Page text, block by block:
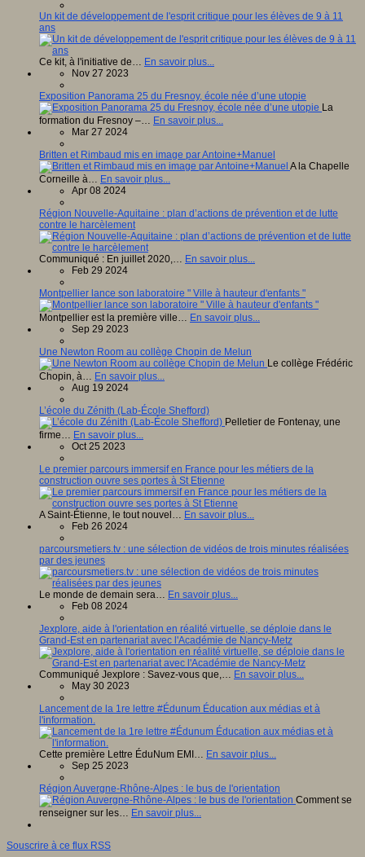
Un kit de développement de l'esprit critique pour les élèves de 9 à 11
ans
Ce kit, à l'initiative de… En savoir plus...
Nov 27 2023
Exposition Panorama 25 du Fresnoy, école née d’une utopie
La
formation du Fresnoy –… En savoir plus...
Mar 27 2024
Britten et Rimbaud mis en image par Antoine+Manuel
A la Chapelle
Corneille à… En savoir plus...
Apr 08 2024
Région Nouvelle-Aquitaine : plan d’actions de prévention et de lutte
contre le harcèlement
Communiqué : En juillet 2020,… En savoir plus...
Feb 29 2024
Montpellier lance son laboratoire " Ville à hauteur d'enfants "
Montpellier est la première ville… En savoir plus...
Sep 29 2023
Une Newton Room au collège Chopin de Melun
Le collège Frédéric
Chopin, à… En savoir plus...
Aug 19 2024
L’école du Zénith (Lab-École Shefford)
Pelletier de Fontenay, une
firme… En savoir plus...
Oct 25 2023
Le premier parcours immersif en France pour les métiers de la
construction ouvre ses portes à St Etienne
A Saint-Étienne, le tout nouvel… En savoir plus...
Feb 26 2024
parcoursmetiers.tv : une sélection de vidéos de trois minutes réalisées
par des jeunes
Le monde de demain sera… En savoir plus...
Feb 08 2024
Jexplore, aide à l'orientation en réalité virtuelle, se déploie dans le
Grand-Est en partenariat avec l'Académie de Nancy-Metz
Communiqué Jexplore : Savez-vous que,… En savoir plus...
May 30 2023
Lancement de la 1re lettre #Édunum Éducation aux médias et à
l'information.
Cette première Lettre ÉduNum EMI… En savoir plus...
Sep 25 2023
Région Auvergne-Rhône-Alpes : le bus de l'orientation
Comment se
renseigner sur les… En savoir plus...
Souscrire à ce flux RSS